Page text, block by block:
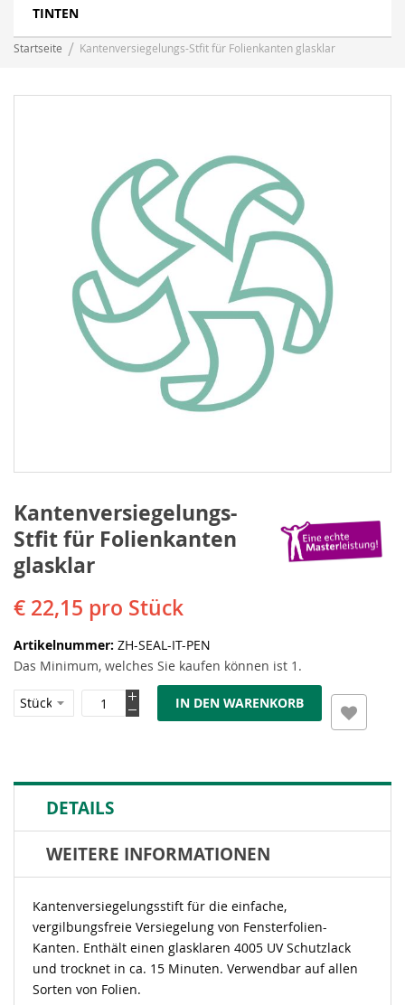
TINTEN
Startseite Kantenversiegelungs-Stfit für Folienkanten glasklar
Kantenversiegelungs-
Stfit für Folienkanten
glasklar
€ 22,15 pro Stück
Artikelnummer ZH-SEAL-IT-PEN
Das Minimum, welches Sie kaufen können ist 1.
IN DEN WARENKORB
DETAILS
WEITERE INFORMATIONEN
Kantenversiegelungsstift für die einfache,
vergilbungsfreie Versiegelung von Fensterfolien-
Kanten. Enthält einen glasklaren 4005 UV Schutzlack
und trocknet in ca. 15 Minuten. Verwendbar auf allen
Sorten von Folien.